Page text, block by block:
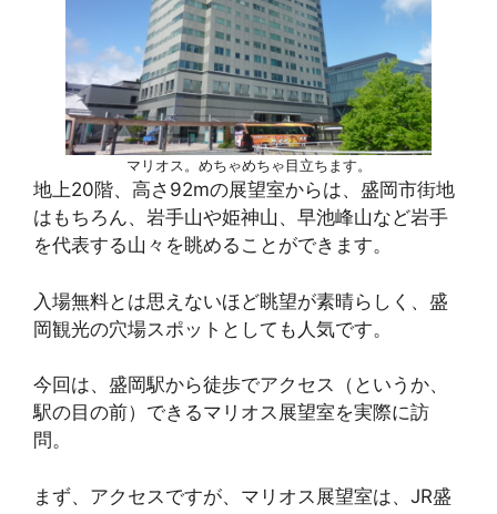
マリオス。めちゃめちゃ目立ちます。
地上20階、高さ92mの展望室からは、盛岡市街地
はもちろん、岩手山や姫神山、早池峰山など岩手
を代表する山々を眺めることができます。
入場無料とは思えないほど眺望が素晴らしく、盛
岡観光の穴場スポットとしても人気です。
今回は、盛岡駅から徒歩でアクセス（というか、
駅の目の前）できるマリオス展望室を実際に訪
問。
まず、アクセスですが、マリオス展望室は、JR盛